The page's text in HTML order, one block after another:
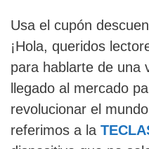
Usa el cupón
¡Hola, queridos
para hablarte de una
llegado al mercado
revolucionar el
referimos a la